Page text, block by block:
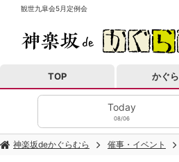
観世九皐会5月定例会
TOP かぐ
Today
08/06
神楽坂deかぐらむら 催事・イベント